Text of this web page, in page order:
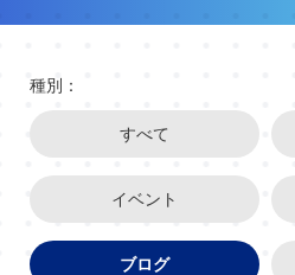
種別：
すべて
イベント
ブログ